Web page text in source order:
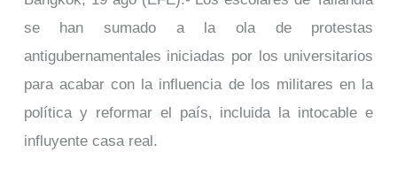
se han sumado a la ola de protestas
antigubernamentales iniciadas por los universitarios
para acabar con la influencia de los militares en la
política y reformar el país, incluida la intocable e
influyente casa real.